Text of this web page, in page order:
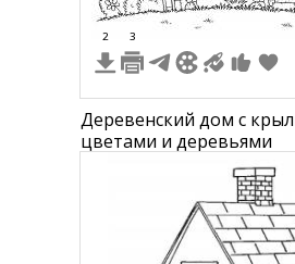
2 3
Деревенский дом с
цветами и деревьями